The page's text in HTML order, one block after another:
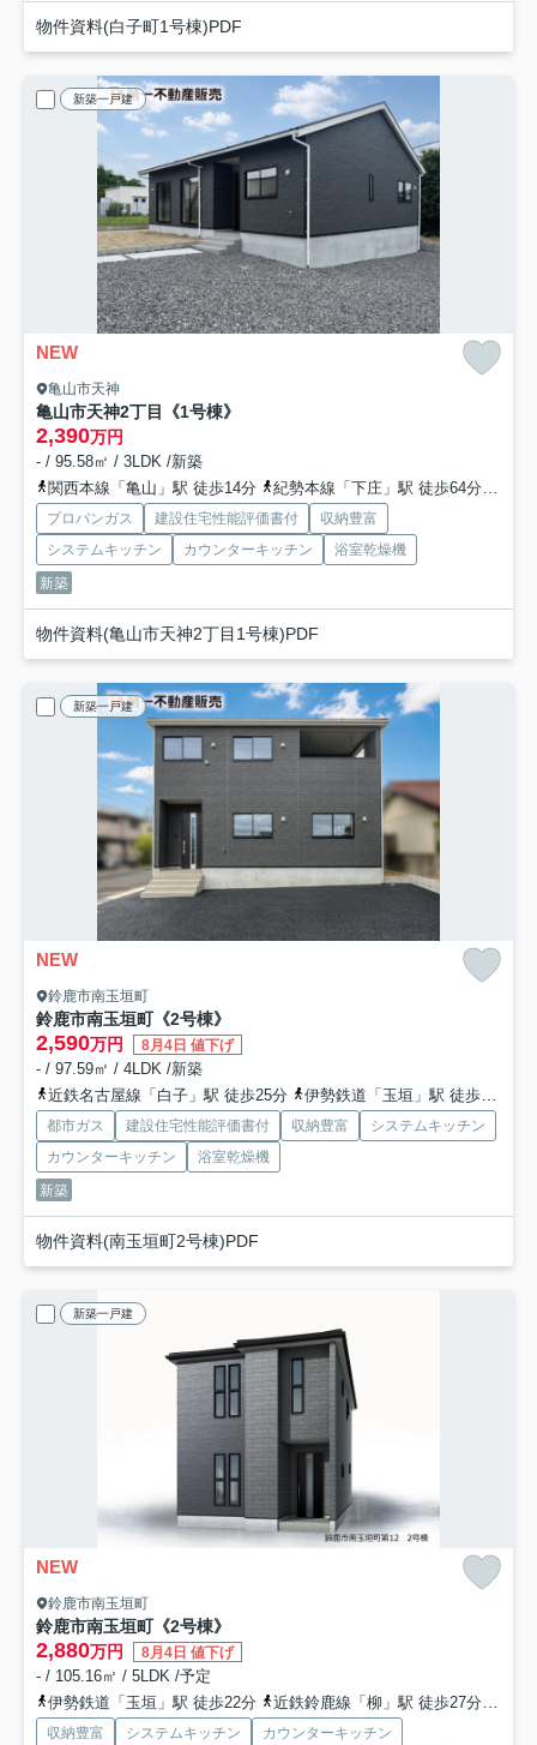
物件資料(白子町1号棟)PDF
新築一戸建
NEW
亀山市天神
亀山市天神2丁目《1号棟》
2,390万円
- / 95.58㎡ / 3LDK /新築
関西本線「亀山」駅 徒歩14分
紀勢本線「下庄」駅 徒歩64分
プロパンガス 建設住宅性能評価書付
収納豊富
システムキッチン
カウンターキッチン
浴室乾燥機
新築
物件資料(亀山市天神2丁目1号棟)PDF
新築一戸建
NEW
鈴鹿市南玉垣町
鈴鹿市南玉垣町《2号棟》
2,590万円 8月4日 値下げ
- / 97.59㎡ / 4LDK /新築
近鉄名古屋線「白子」駅 徒歩25分
伊勢鉄道「玉垣」駅 徒歩32分
都市ガス 建設住宅性能評価書付 収納豊富
システムキッチン
カウンターキッチン
浴室乾燥機
新築
物件資料(南玉垣町2号棟)PDF
新築一戸建
NEW
鈴鹿市南玉垣町
鈴鹿市南玉垣町《2号棟》
2,880万円 8月4日 値下げ
- / 105.16㎡ / 5LDK /予定
伊勢鉄道「玉垣」駅 徒歩22分
近鉄鈴鹿線「柳」駅 徒歩27分
収納豊富 システムキッチン
カウンターキッチン